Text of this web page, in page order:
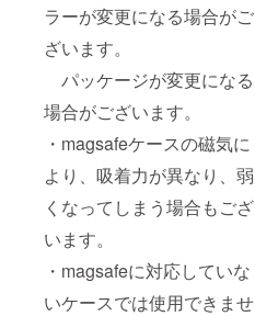
ラーが変更になる場合がご
ざいます。
パッケージが変更になる
場合がございます。
・magsafeケースの磁気に
より、吸着力が異なり、弱
くなってしまう場合もござ
います。
・magsafeに対応していな
いケースでは使用できませ